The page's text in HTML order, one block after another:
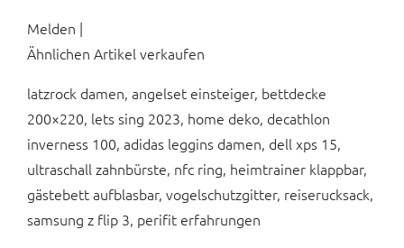
Melden |
Ähnlichen Artikel verkaufen
latzrock damen, angelset einsteiger, bettdecke
200×220, lets sing 2023, home deko, decathlon
inverness 100, adidas leggins damen, dell xps 15,
ultraschall zahnbürste, nfc ring, heimtrainer klappbar,
gästebett aufblasbar, vogelschutzgitter, reiserucksack,
samsung z flip 3, perifit erfahrungen